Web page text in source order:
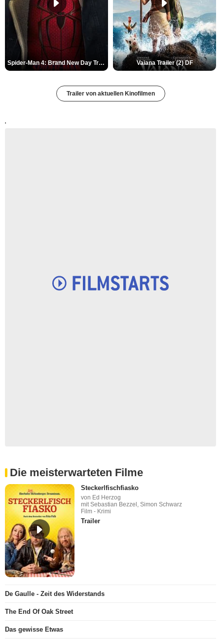
Spider-Man 4: Brand New Day Trailer (3) DF Vaiana Trailer (2) DF
Trailer von aktuellen Kinofilmen
'
Die meisterwarteten Filme
Steckerlfischfiasko
von Ed Herzog
mit Sebastian Bezzel, Simon Schwarz
Film - Krimi
Trailer
De Gaulle - Zeit des Widerstands
The End Of Oak Street
Das gewisse Etwas